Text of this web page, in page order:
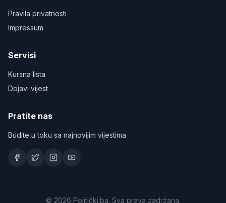
Pravila privatnosti
Impressum
Servisi
Kursna lista
Dojavi vijest
Pratite nas
Budite u toku sa najnovijim vijestima
© 2026 Politički.ba. Sva prava zadržana.